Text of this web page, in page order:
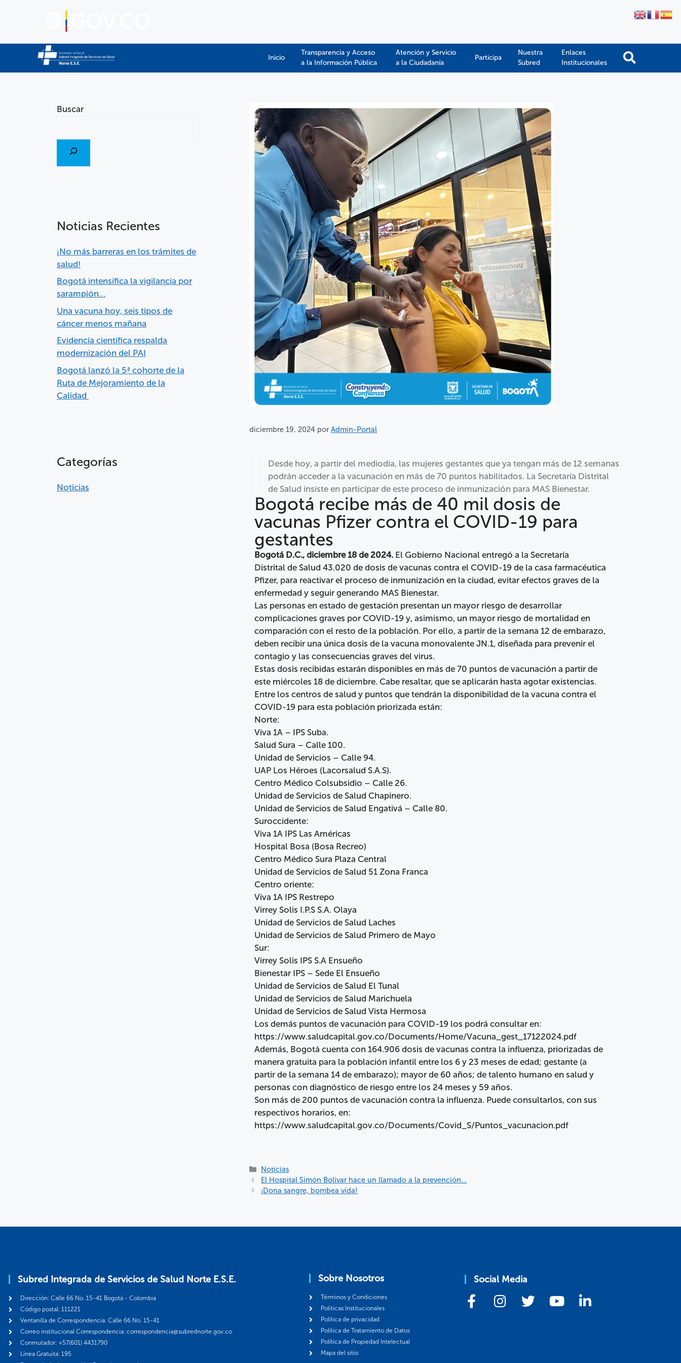
Inicio
Transparencia y Acceso
a la Información Pública​​
Atención y Servicio
a la Ciudadanía
Participa
Nuestra
Subred
Enlaces
Institucionales
diciembre 19, 2024 por Admin-Portal
Desde hoy, a partir del mediodía, las mujeres gestantes que ya tengan más de 12 semanas
podrán acceder a la vacunación en más de 70 puntos habilitados. La Secretaría Distrital
de Salud insiste en participar de este proceso de inmunización para MAS Bienestar.
Bogotá recibe más de 40 mil dosis de
vacunas Pfizer contra el COVID-19 para
gestantes
Bogotá D.C., diciembre 18 de 2024. El Gobierno Nacional entregó a la Secretaría
Distrital de Salud 43.020 de dosis de vacunas contra el COVID-19 de la casa farmacéutica
Pfizer, para reactivar el proceso de inmunización en la ciudad, evitar efectos graves de la
enfermedad y seguir generando MAS Bienestar.
Las personas en estado de gestación presentan un mayor riesgo de desarrollar
complicaciones graves por COVID-19 y, asimismo, un mayor riesgo de mortalidad en
comparación con el resto de la población. Por ello, a partir de la semana 12 de embarazo,
deben recibir una única dosis de la vacuna monovalente JN.1, diseñada para prevenir el
contagio y las consecuencias graves del virus.
Estas dosis recibidas estarán disponibles en más de 70 puntos de vacunación a partir de
este miércoles 18 de diciembre. Cabe resaltar, que se aplicarán hasta agotar existencias.
Entre los centros de salud y puntos que tendrán la disponibilidad de la vacuna contra el
COVID-19 para esta población priorizada están:
Norte:
Viva 1A – IPS Suba.
Salud Sura – Calle 100.
Unidad de Servicios – Calle 94.
UAP Los Héroes (Lacorsalud S.A.S).
Centro Médico Colsubsidio – Calle 26.
Unidad de Servicios de Salud Chapinero.
Unidad de Servicios de Salud Engativá – Calle 80.
Suroccidente:
Viva 1A IPS Las Américas
Hospital Bosa (Bosa Recreo)
Centro Médico Sura Plaza Central
Unidad de Servicios de Salud 51 Zona Franca
Centro oriente:
Viva 1A IPS Restrepo
Virrey Solis I.P.S S.A. Olaya
Unidad de Servicios de Salud Laches
Unidad de Servicios de Salud Primero de Mayo
Sur:
Virrey Solis IPS S.A Ensueño
Bienestar IPS – Sede El Ensueño
Unidad de Servicios de Salud El Tunal
Unidad de Servicios de Salud Marichuela
Unidad de Servicios de Salud Vista Hermosa
Los demás puntos de vacunación para COVID-19 los podrá consultar en:
https://www.saludcapital.gov.co/Documents/Home/Vacuna_gest_17122024.pdf
Además, Bogotá cuenta con 164.906 dosis de vacunas contra la influenza, priorizadas de
manera gratuita para la población infantil entre los 6 y 23 meses de edad; gestante (a
partir de la semana 14 de embarazo); mayor de 60 años; de talento humano en salud y
personas con diagnóstico de riesgo entre los 24 meses y 59 años.
Son más de 200 puntos de vacunación contra la influenza. Puede consultarlos, con sus
respectivos horarios, en:
https://www.saludcapital.gov.co/Documents/Covid_S/Puntos_vacunacion.pdf
Noticias
El Hospital Simón Bolívar hace un llamado a la prevención…
¡Dona sangre, bombea vida!
Buscar
Noticias Recientes
¡No más barreras en los trámites de
salud!
Bogotá intensifica la vigilancia por
sarampión…
Una vacuna hoy, seis tipos de
cáncer menos mañana
Evidencia científica respalda
modernización del PAI
Bogotá lanzó la 5ª cohorte de la
Ruta de Mejoramiento de la
Calidad
Categorías
Noticias
Subred Integrada de Servicios de Salud Norte E.S.E.
Dirección: Calle 66 No. 15-41 Bogotá - Colombia
Código postal: 111221
Ventanilla de Correspondencia: Calle 66 No. 15-41
Correo institucional Correspondencia: correspondencia@subrednorte.gov.co
Conmutador: +57(601) 4431790
Línea Gratuita: 195
Sobre Nosotros
Términos y Condiciones
Politicas Institucionales
Política de privacidad
Política de Tratamiento de Datos
Política de Propiedad Intelectual
Mapa del sitio
Social Media